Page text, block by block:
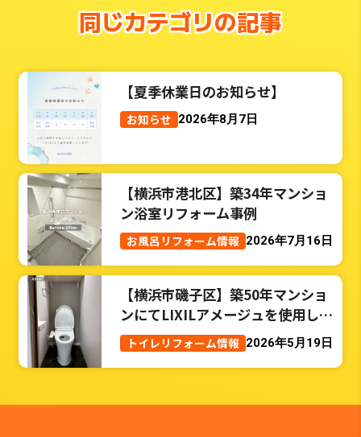
同じカテゴリの記事
【夏季休業日のお知らせ】
お知らせ 2026年8月7日
【横浜市港北区】築34年マンショ
ン浴室リフォーム事例
お風呂リフォーム情報 2026年7月16日
【横浜市磯子区】築50年マンショ
ンにてLIXILアメージュを使用した
トイレリフォーム事例
トイレリフォーム情報 2026年5月19日